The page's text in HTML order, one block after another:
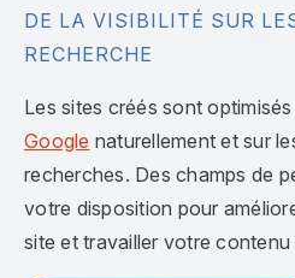
DE LA VISIBILITÉ SUR
RECHERCHE
Les sites créés sont
Google naturellement et sur
recherches. Des champs de
votre disposition pour
site et travailler votre